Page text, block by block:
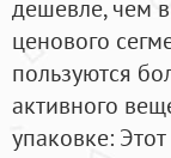
дешевле, чем
ценового
пользуются
активного
упаковке: